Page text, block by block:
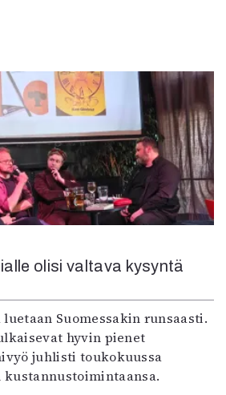
olisi valtava kysyntä
Suomessakin runsaasti.
hyvin pienet
juhlisti toukokuussa